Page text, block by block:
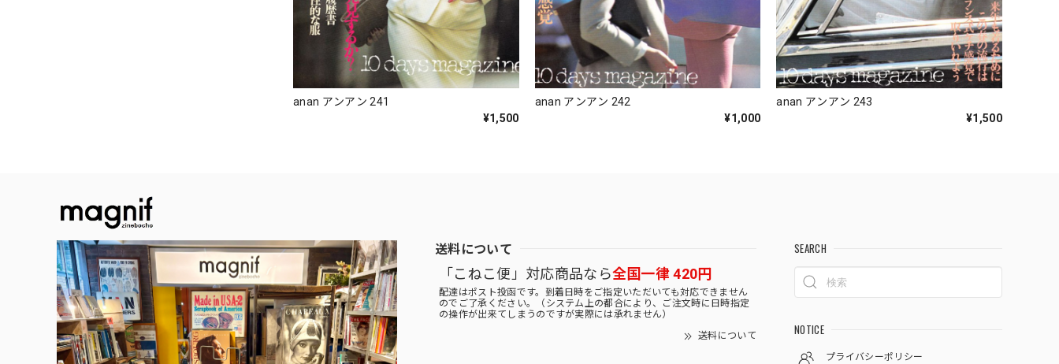
anan アンアン 241
¥1,500
anan アンアン 242
¥1,000
anan アンアン 243
¥1,500
送料について
「こねこ便」対応商品なら全国一律 420円
配達はポスト投函です。到着日時をご指定いただいても対応できません
のでご了承ください。（システム上の都合により、ご注文時に日時指定
の操作が出来てしまうのですが実際には承れません）
送料について
SEARCH
NOTICE
プライバシーポリシー